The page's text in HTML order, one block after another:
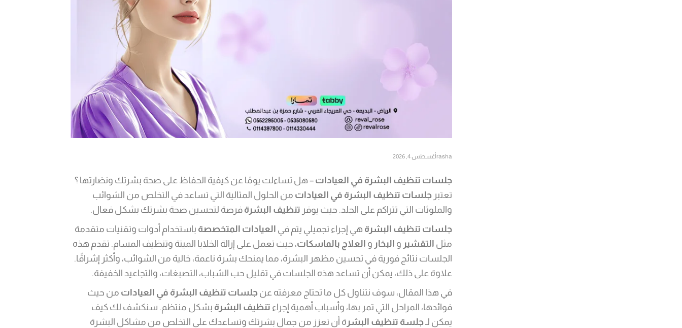
rasha أغسطس 4, 2026
جلسات تنظيف البشرة في العيادات – هل تساءلت يومًا عن كيفية الحفاظ على صحة بشرتك ونضارتها ؟
تعتبر جلسات تنظيف البشرة في العيادات من الحلول المثالية التي تساعد في التخلص من الشوائب
والملوثات التي تتراكم على الجلد. حيث يوفر تنظيف البشرة فرصة لتحسين صحة بشرتك بشكل فعال.
جلسات تنظيف البشرة هي إجراء تجميلي يتم في العيادات المتخصصة باستخدام أدوات وتقنيات متقدمة
مثل التقشير و البخار و العلاج بالماسكات، حيث تعمل على إزالة الخلايا الميتة وتنظيف المسام. تقدم هذه
الجلسات نتائج فورية في تحسين مظهر البشرة، مما يمنحك بشرة ناعمة، خالية من الشوائب، وأكثر إشراقًا.
علاوة على ذلك، يمكن أن تساعد هذه الجلسات في تقليل حب الشباب، التصبغات، والتجاعيد الخفيفة.
في هذا المقال، سوف نتناول كل ما تحتاج معرفته عن جلسات تنظيف البشرة في العيادات من حيث
فوائدها، المراحل التي تمر بها، وأسباب أهمية إجراء تنظيف البشرة بشكل منتظم. سنكشف لك كيف
يمكن لـ جلسة تنظيف البشر ة أن تعزز من جمال بشرتك وتساعدك على التخلص من مشاكل البشرة